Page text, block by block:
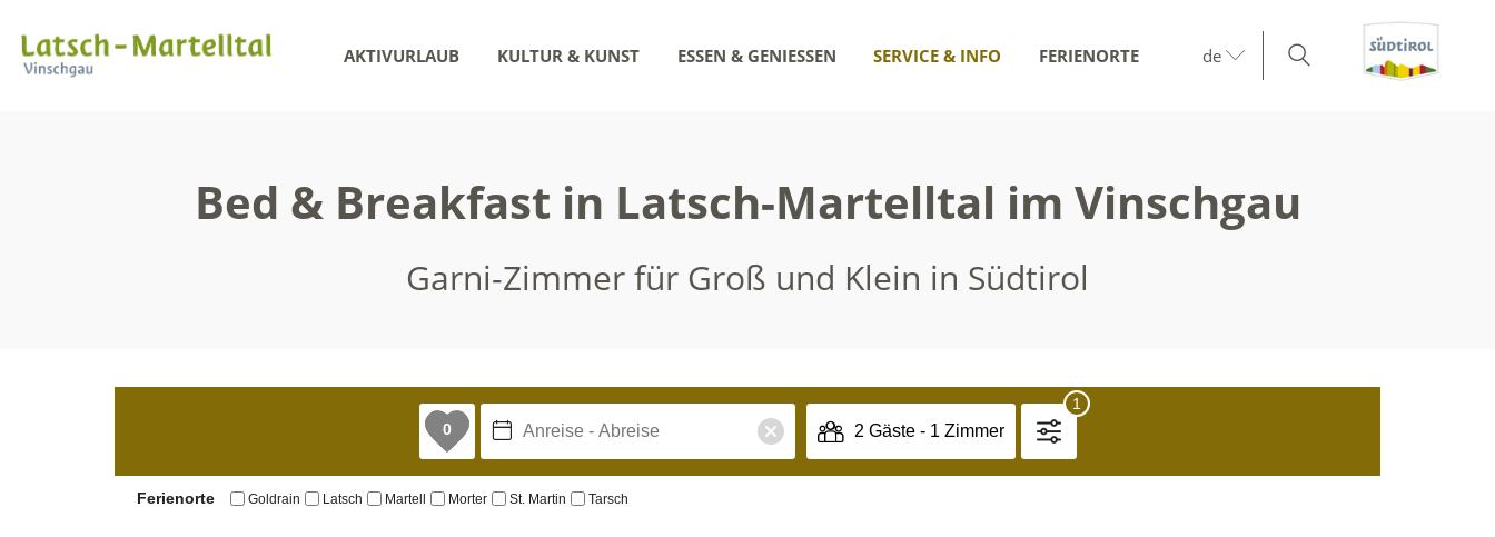
AKTIVURLAUB KULTUR & KUNST ESSEN & GENIESSEN SERVICE & INFO FERIENORTE de
Bed & Breakfast in Latsch-Martelltal im Vinschgau
Garni-Zimmer für Groß und Klein in Südtirol